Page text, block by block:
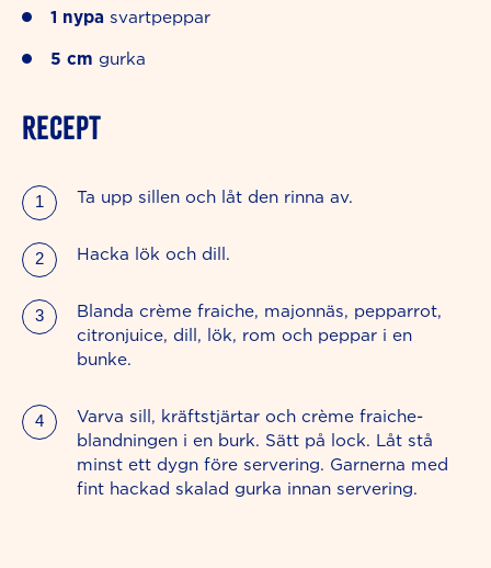
1 nypa svartpeppar
5 cm gurka
RECEPT
Ta upp sillen och låt den rinna av.
Hacka lök och dill.
Blanda crème fraiche, majonnäs, pepparrot,
citronjuice, dill, lök, rom och peppar i en
bunke.
Varva sill, kräftstjärtar och crème fraiche-
blandningen i en burk. Sätt på lock. Låt stå
minst ett dygn före servering. Garnerna med
fint hackad skalad gurka innan servering.